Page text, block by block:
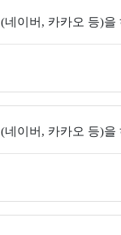
(네이버, 카카오 등)을
(네이버, 카카오 등)을